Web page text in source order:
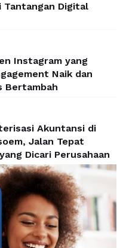
Tantangan Digital
Instagram yang
Naik dan
Bertambah
Akuntansi di
Jalan Tepat
Dicari Perusahaan